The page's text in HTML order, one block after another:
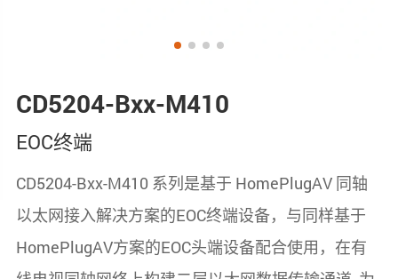
CD5204-Bxx-M410
EOC终端
CD5204-Bxx-M410 系列是基于 HomePlugAV 同轴
以太网接入解决方案的EOC终端设备，与同样基于
HomePlugAV方案的EOC头端设备配合使用，在有